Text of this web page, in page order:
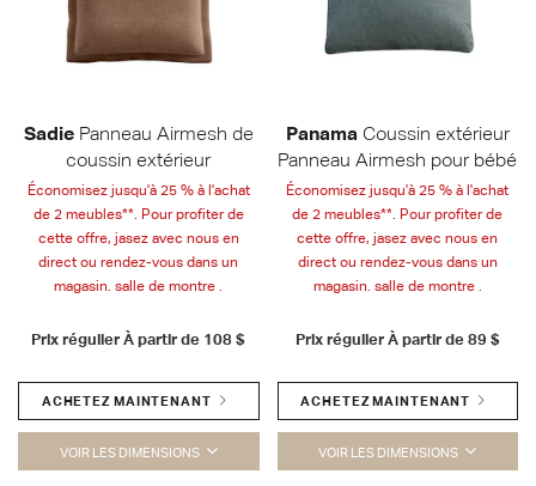
SadiePanneau Airmesh de
coussin extérieur
Économisez jusqu'à 25 % à l'achat
de 2 meubles**. Pour profiter de
cette offre, jasez avec nous en
direct ou rendez-vous dans un
magasin. salle de montre .
Prix régulier À partir de 108 $
ACHETEZ MAINTENANT
VOIR LES DIMENSIONS
Panama Coussin extérieur
Panneau Airmesh pour bébé
Économisez jusqu'à 25 % à l'achat
de 2 meubles**. Pour profiter de
cette offre, jasez avec nous en
direct ou rendez-vous dans un
magasin. salle de montre .
Prix régulier À partir de 89 $
ACHETEZ MAINTENANT
VOIR LES DIMENSIONS